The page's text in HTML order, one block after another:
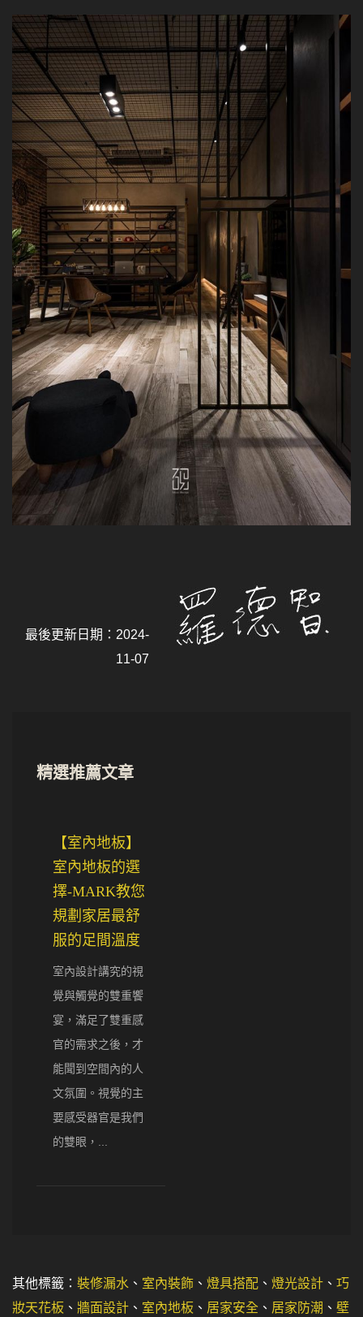
最後更新日期：2024-
11-07
精選推薦文章
【室內地板】
室內地板的選
擇-MARK教您
規劃家居最舒
服的足間溫度
室內設計講究的視
覺與觸覺的雙重饗
宴，滿足了雙重感
官的需求之後，才
能聞到空間內的人
文氛圍。視覺的主
要感受器官是我們
的雙眼，...
其他標籤： 裝修漏水 、 室內裝飾 、 燈具搭配 、 燈光設計 、 巧
妝天花板 、 牆面設計 、 室內地板 、 居家安全 、 居家防潮 、 壁